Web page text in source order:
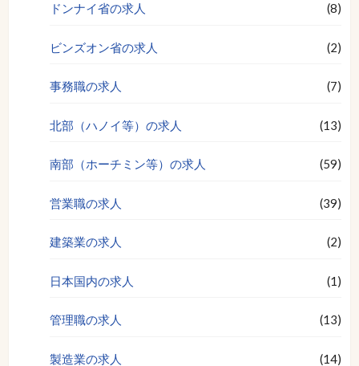
ドンナイ省の求人 (8)
ビンズオン省の求人 (2)
事務職の求人 (7)
北部（ハノイ等）の求人 (13)
南部（ホーチミン等）の求人 (59)
営業職の求人 (39)
建築業の求人 (2)
日本国内の求人 (1)
管理職の求人 (13)
製造業の求人 (14)